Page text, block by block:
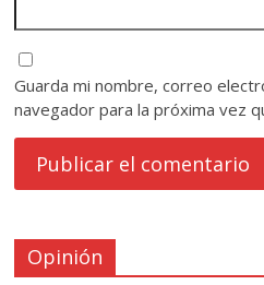
Guarda mi nombre, correo
navegador para la próxima vez
Opinión